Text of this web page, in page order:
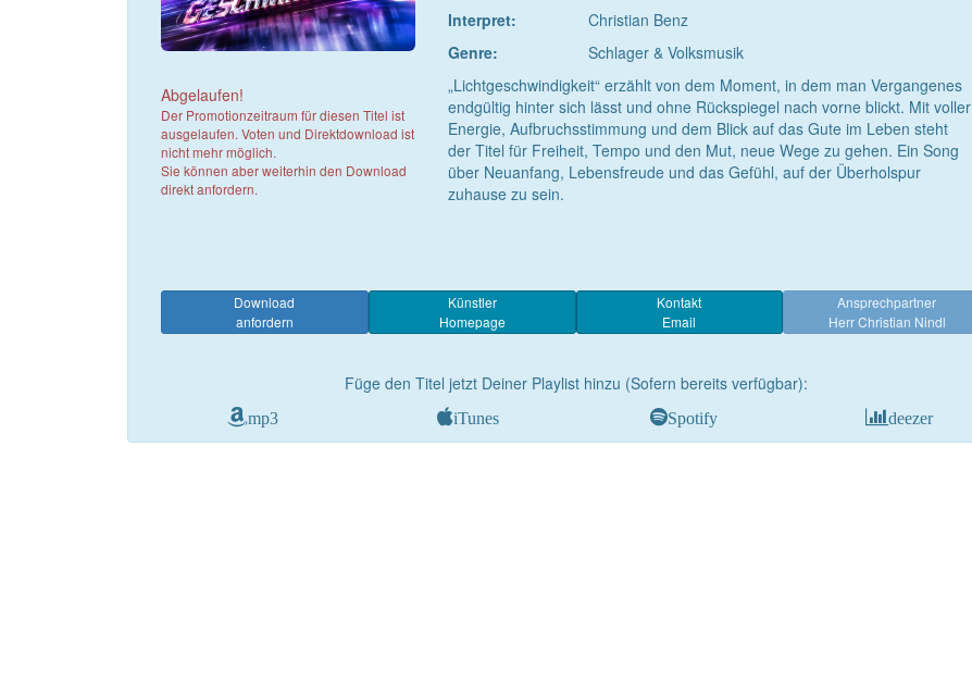
Abgelaufen!
Der Promotionzeitraum für diesen Titel ist
ausgelaufen. Voten und Direktdownload ist
nicht mehr möglich.
Sie können aber weiterhin den Download
direkt anfordern.
Interpret:
Christian Benz
Genre:
Schlager & Volksmusik
„Lichtgeschwindigkeit“ erzählt von dem Moment, in dem man Vergangenes
endgültig hinter sich lässt und ohne Rückspiegel nach vorne blickt. Mit voller
Energie, Aufbruchsstimmung und dem Blick auf das Gute im Leben steht
der Titel für Freiheit, Tempo und den Mut, neue Wege zu gehen. Ein Song
über Neuanfang, Lebensfreude und das Gefühl, auf der Überholspur
zuhause zu sein.
Download
anfordern
Künstler
Homepage
Kontakt
Email
Ansprechpartner
Herr Christian Nindl
Füge den Titel jetzt Deiner Playlist hinzu (Sofern bereits verfügbar):
mp3 iTunes Spotify deezer